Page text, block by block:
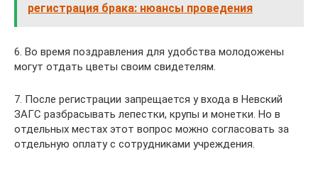
регистрация брака: нюансы проведения
6. Во время поздравления для удобства молодожены
могут отдать цветы своим свидетелям.
7. После регистрации запрещается у входа в Невский
ЗАГС разбрасывать лепестки, крупы и монетки. Но в
отдельных местах этот вопрос можно согласовать за
отдельную оплату с сотрудниками учреждения.